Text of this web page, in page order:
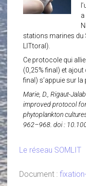
stations marines du
LITtoral).
Ce protocole qui
(0,25% final) et
final) s’appuie sur la
Marie, D., Rigaut-
improved protocol
phytoplankton
962–968. doi :
Le réseau SOMLIT
Document :